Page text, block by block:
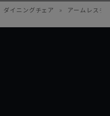
ダイニングチェア » アームレスチ